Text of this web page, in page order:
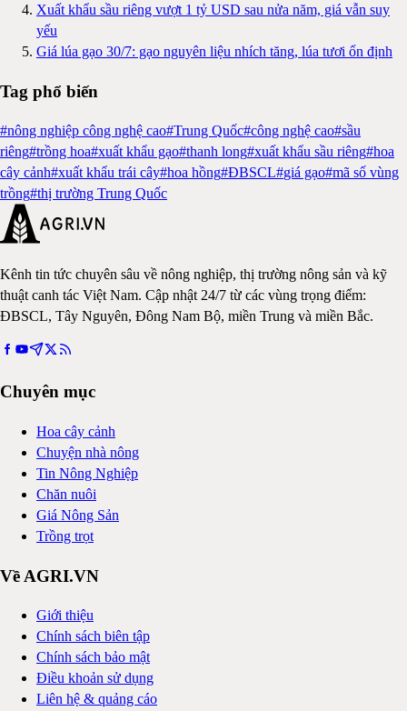
Xuất khẩu sầu riêng vượt 1 tỷ USD sau nửa năm, giá vẫn suy
yếu
Giá lúa gạo 30/7: gạo nguyên liệu nhích tăng, lúa tươi ổn định
Tag phổ biến
#nông nghiệp công nghệ cao#Trung Quốc#công nghệ cao#sầu
riêng#trồng hoa#xuất khẩu gạo#thanh long#xuất khẩu sầu riêng#hoa
cây cảnh#xuất khẩu trái cây#hoa hồng#ĐBSCL#giá gạo#mã số vùng
trồng#thị trường Trung Quốc
Kênh tin tức chuyên sâu về nông nghiệp, thị trường nông sản và kỹ
thuật canh tác Việt Nam. Cập nhật 24/7 từ các vùng trọng điểm:
ĐBSCL, Tây Nguyên, Đông Nam Bộ, miền Trung và miền Bắc.
Chuyên mục
Hoa cây cảnh
Chuyện nhà nông
Tin Nông Nghiệp
Chăn nuôi
Giá Nông Sản
Trồng trọt
Về AGRI.VN
Giới thiệu
Chính sách biên tập
Chính sách bảo mật
Điều khoản sử dụng
Liên hệ & quảng cáo